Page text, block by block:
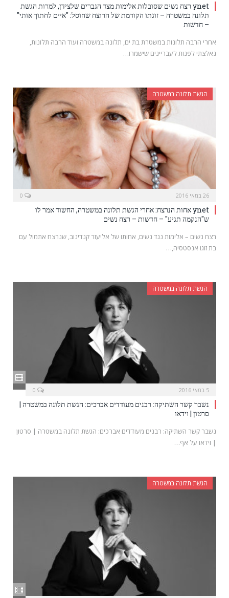
ynet רצח נשים שסובלות אלימות מצד הגברים שלצידן, למרות הגשת
תלונה במשטרה – זוגתו הקודמת של הרוצח שחוסל: "איים לחתוך אותי"
– חדשות
אחרי הרבה תלונות במשטרת בת ים, תלונה במשטרה ועוד הרבה תלונות,
נאלצתי לפנות לעבריינים שישמרו…
הגשת תלונה במשטרה
26 במאי 2016
ynet אחות הנרצח: אחרי הגשת תלונה במשטרה, החשוד אמר לו
ש"הנקמה תגיע" – חדשות – רצח נשים
רצח נשים – אלימות נגד נשים, אחותו של אליעזר קנדינוב, שנרצח אתמול עם
בת זוגו אנסטסיה,…
הגשת תלונה במשטרה
5 במאי 2016
נשבר קשר השתיקה: רבנים מעודדים אברכים: הגשת תלונה במשטרה |
סרטון | וידאו
נשבר קשר השתיקה: רבנים מעודדים אברכים: הגשת תלונה במשטרה | סרטון
| וידאו על אף…
הגשת תלונה במשטרה